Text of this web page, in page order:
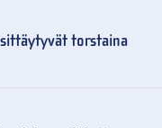
torstaina